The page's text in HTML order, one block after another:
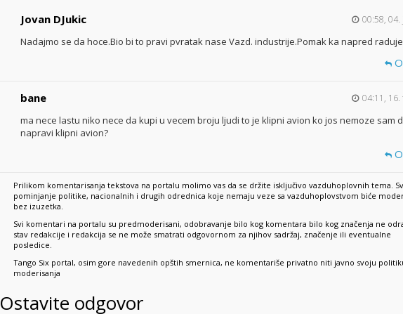
Jovan DJukic 00:58,
Nadajmo se da hoce.Bio bi to pravi pvratak nase Vazd. industrije.Pomak ka napred
bane 04:11, 16.
ma nece lastu niko nece da kupi u vecem broju ljudi to je klipni avion ko jos nemoze sam
napravi klipni avion?
Prilikom komentarisanja tekstova na portalu molimo vas da se držite isključivo vazduhoplovnih tema.
pominjanje politike, nacionalnih i drugih odrednica koje nemaju veze sa vazduhoplovstvom biće
bez izuzetka.
Svi komentari na portalu su predmoderisani, odobravanje bilo kog komentara bilo kog značenja ne
stav redakcije i redakcija se ne može smatrati odgovornom za njihov sadržaj, značenje ili eventualne
posledice.
Tango Six portal, osim gore navedenih opštih smernica, ne komentariše privatno niti javno svoju
moderisanja
Ostavite odgovor